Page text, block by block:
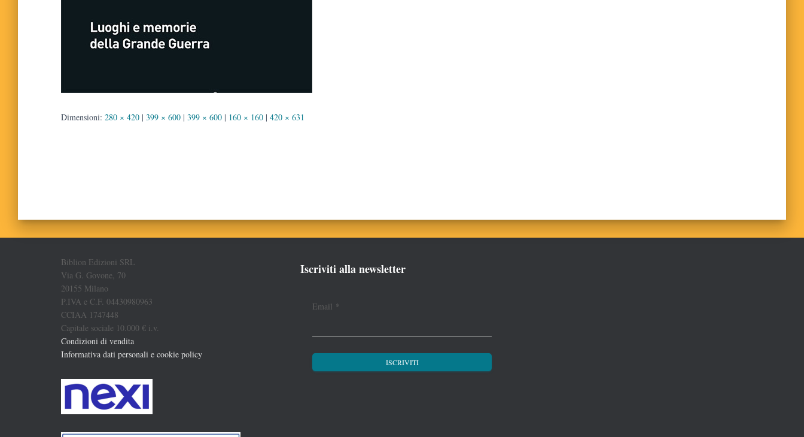
Dimensioni: 280 × 420 | 399 × 600 | 399 × 600 | 160 × 160 | 420 × 631
Biblion Edizioni SRL
Via G. Govone, 70
20155 Milano
P.IVA e C.F. 04430980963
CCIAA 1747448
Capitale sociale 10.000 € i.v.
Condizioni di vendita
Informativa dati personali e cookie policy
Iscriviti alla newsletter
Email *